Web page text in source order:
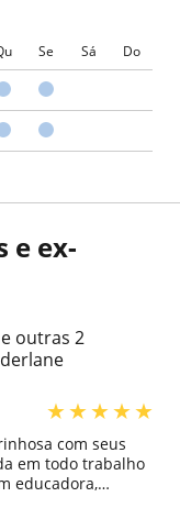
Se Sá Do
e ex-
outras 2
★★★★★
com seus
educadora,
a todos e